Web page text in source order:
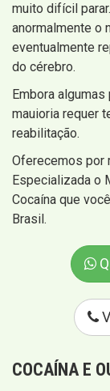
muito difícil
anormalmente o
eventualmente
do cérebro.
Embora
mauioria requer
reabilitação.
Oferecemos por
Especializada o
Cocaína que
Brasil.
COCAÍNA E